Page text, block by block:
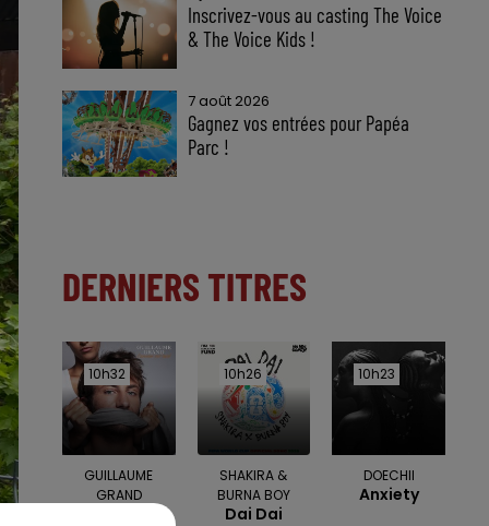
Inscrivez-vous au casting The Voice
& The Voice Kids !
7 août 2026
Gagnez vos entrées pour Papéa
Parc !
DERNIERS TITRES
10h32
10h32
GUILLAUME
GRAND
10h26
10h26
SHAKIRA &
BURNA BOY
Dai Dai
10h23
10h23
DOECHII
Anxiety